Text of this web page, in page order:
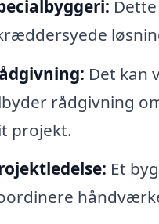
Det kan
rådgivning
projekt.
Et